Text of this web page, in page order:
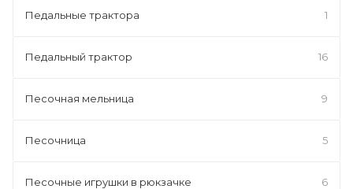
Педальные трактора 1
Педальный трактор 16
Песочная мельница 9
Песочница 5
Песочные игрушки в рюкзачке 6